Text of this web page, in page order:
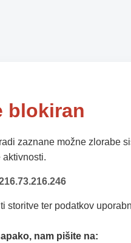
blokiran
zaznane možne zlorabe
aktivnosti.
storitve ter podatkov
nam pišite na: